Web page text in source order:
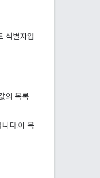
식별자입
의 목록
다.이 목